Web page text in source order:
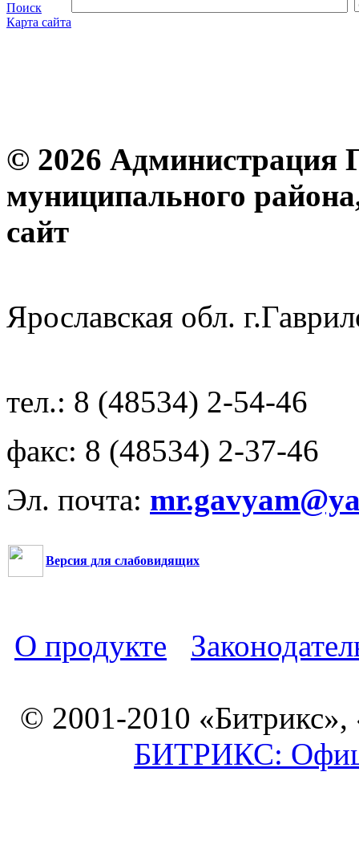
Поиск
Карта сайта
© 2026 Администрация
муниципального
Ярославская обл.
тел.: 8 (48534) 2-54-46
факс: 8 (48534) 2-37-46
Эл. почта:
Версия для слабовидящих
О продукте
© 2001-2010 «Битрикс»,
БИТРИКС: